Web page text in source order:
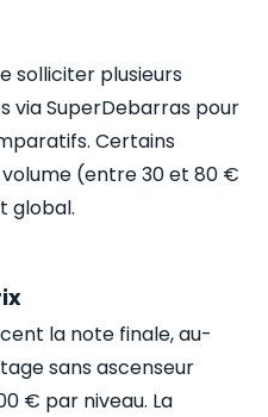
solliciter plusieurs
via SuperDebarras pour
Certains
(entre 30 et 80 €
global.
la note finale, au-
sans ascenseur
€ par niveau. La